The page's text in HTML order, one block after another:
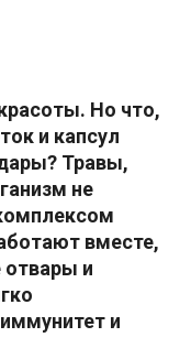
Но что,
и капсул
Травы,
не
вместе,
отвары и
и